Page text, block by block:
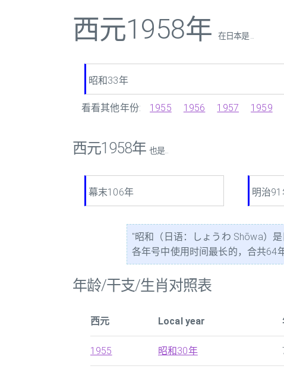
西元1958年 在日本是 ...
昭和33年
看看其他年份: 1955 1956 1957 1959
西元1958年 也是...
幕末106年 明治
"昭和（日语：しょうわ Shōwa）
各年号中使用时间最长的，合共64
年龄/干支/生肖对照表
西元 Local year
1955 昭和30年